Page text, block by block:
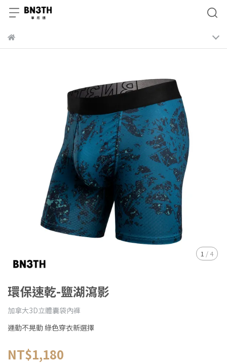
1 / 4
環保速乾-鹽湖瀉影
加拿大3D立體囊袋內褲
運動不晃動 綠色穿衣新選擇
NT$1,180